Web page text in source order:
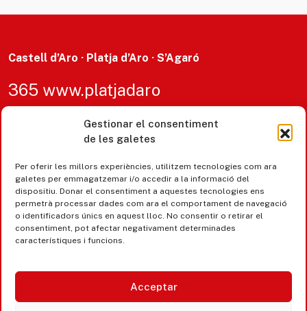
Gestionar el consentiment
de les galetes
Per oferir les millors experiències, utilitzem tecnologies com ara
galetes per emmagatzemar i/o accedir a la informació del
dispositiu. Donar el consentiment a aquestes tecnologies ens
permetrà processar dades com ara el comportament de navegació
o identificadors únics en aquest lloc. No consentir o retirar el
consentiment, pot afectar negativament determinades
característiques i funcions.
Acceptar
Castell d’Aro · Platja d’Aro · S’Agaró
365 www.platjadaro
Accesibilitat
Avís legal, privacitat i cookies